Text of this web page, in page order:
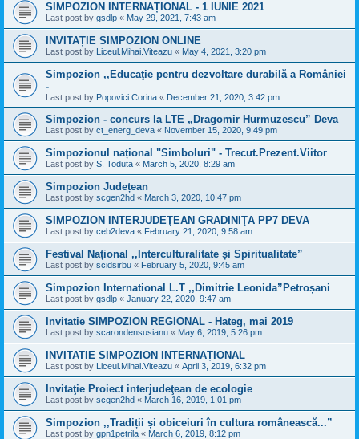
SIMPOZION INTERNAȚIONAL - 1 IUNIE 2021
Last post by gsdlp « May 29, 2021, 7:43 am
INVITAȚIE SIMPOZION ONLINE
Last post by Liceul.Mihai.Viteazu « May 4, 2021, 3:20 pm
Simpozion ,,Educaţie pentru dezvoltare durabilă a României
-
Last post by Popovici Corina « December 21, 2020, 3:42 pm
Simpozion - concurs la LTE „Dragomir Hurmuzescu” Deva
Last post by ct_energ_deva « November 15, 2020, 9:49 pm
Simpozionul național "Simboluri" - Trecut.Prezent.Viitor
Last post by S. Toduta « March 5, 2020, 8:29 am
Simpozion Județean
Last post by scgen2hd « March 3, 2020, 10:47 pm
SIMPOZION INTERJUDEŢEAN GRADINIŢA PP7 DEVA
Last post by ceb2deva « February 21, 2020, 9:58 am
Festival Național ,,Interculturalitate și Spiritualitate”
Last post by scidsirbu « February 5, 2020, 9:45 am
Simpozion International L.T ,,Dimitrie Leonida”Petroșani
Last post by gsdlp « January 22, 2020, 9:47 am
Invitatie SIMPOZION REGIONAL - Hateg, mai 2019
Last post by scarondensusianu « May 6, 2019, 5:26 pm
INVITATIE SIMPOZION INTERNAȚIONAL
Last post by Liceul.Mihai.Viteazu « April 3, 2019, 6:32 pm
Invitaţie Proiect interjudeţean de ecologie
Last post by scgen2hd « March 16, 2019, 1:01 pm
Simpozion ,,Tradiții și obiceiuri în cultura românească...”
Last post by gpn1petrila « March 6, 2019, 8:12 pm